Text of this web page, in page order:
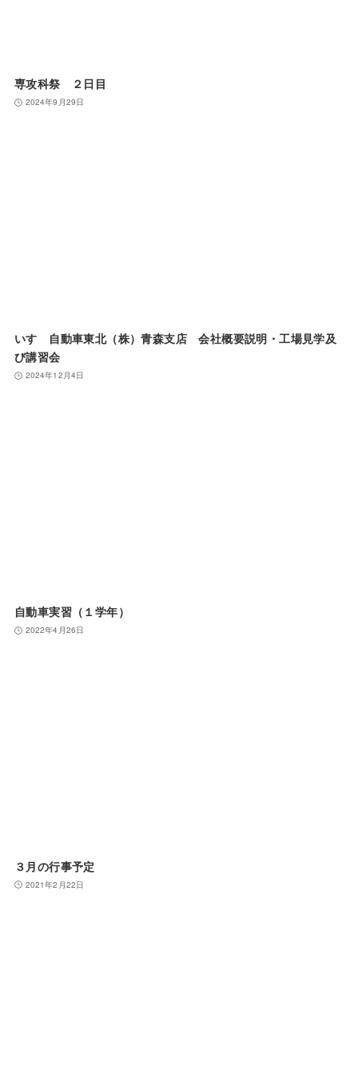
専攻科祭 ２日目
2024年9月29日
いすゞ自動車東北（株）青森支店 会社概要説明・工場見学及
び講習会
2024年12月4日
自動車実習（１学年）
2022年4月26日
３月の行事予定
2021年2月22日